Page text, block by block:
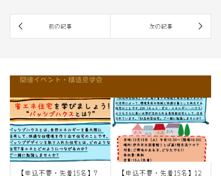
関連イベント・構造見学会
【申込不要・先着15名】7
【申込不要・先着15名】12